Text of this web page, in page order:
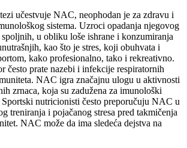
učestvuje NAC, neophodan je za zdravu i
sistema. Uzroci opadanja njegovog
u obliku loše ishrane i konzumiranja
kao što je stres, koji obuhvata i
kako profesionalno, tako i rekreativno.
često prate nazebi i infekcije respiratornih
NAC igra značajnu ulogu u aktivnosti
zrnaca, koja su zadužena za imunološki
nutricionisti često preporučuju NAC u
treniranja i pojačanog stresa pred takmičenja
NAC može da ima sledeća dejstva na